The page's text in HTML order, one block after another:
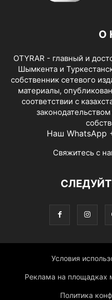
О
OTYRAR - главный и
Шымкента и
собственник сетевого
материалы,
соответствии с
Наш WhatsApp
Свяжитесь с
Условия
Реклама на площадках
Политика